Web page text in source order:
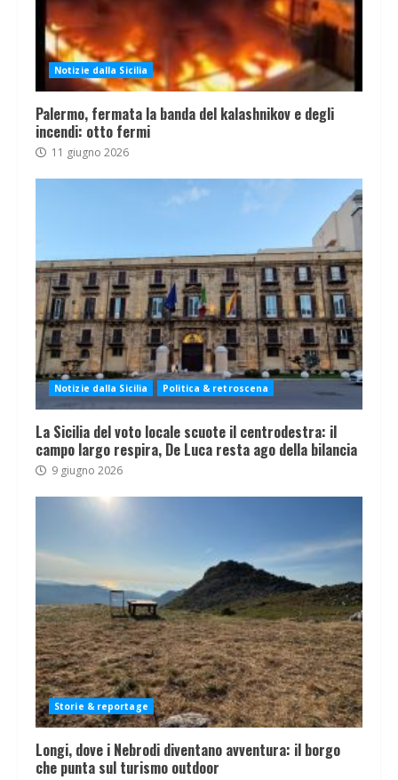
Notizie dalla Sicilia
Palermo, fermata la banda del kalashnikov e degli
incendi: otto fermi
11 giugno 2026
Notizie dalla Sicilia Politica & retroscena
La Sicilia del voto locale scuote il centrodestra: il
campo largo respira, De Luca resta ago della bilancia
9 giugno 2026
Storie & reportage
Longi, dove i Nebrodi diventano avventura: il borgo
che punta sul turismo outdoor